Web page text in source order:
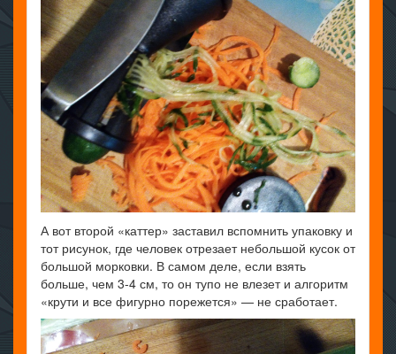
А вот второй «каттер» заставил вспомнить упаковку и
тот рисунок, где человек отрезает небольшой кусок от
большой морковки. В самом деле, если взять
больше, чем 3-4 см, то он тупо не влезет и алгоритм
«крути и все фигурно порежется» — не сработает.